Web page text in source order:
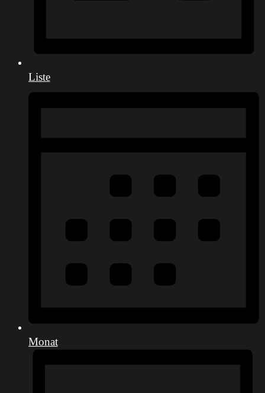
Liste
Monat